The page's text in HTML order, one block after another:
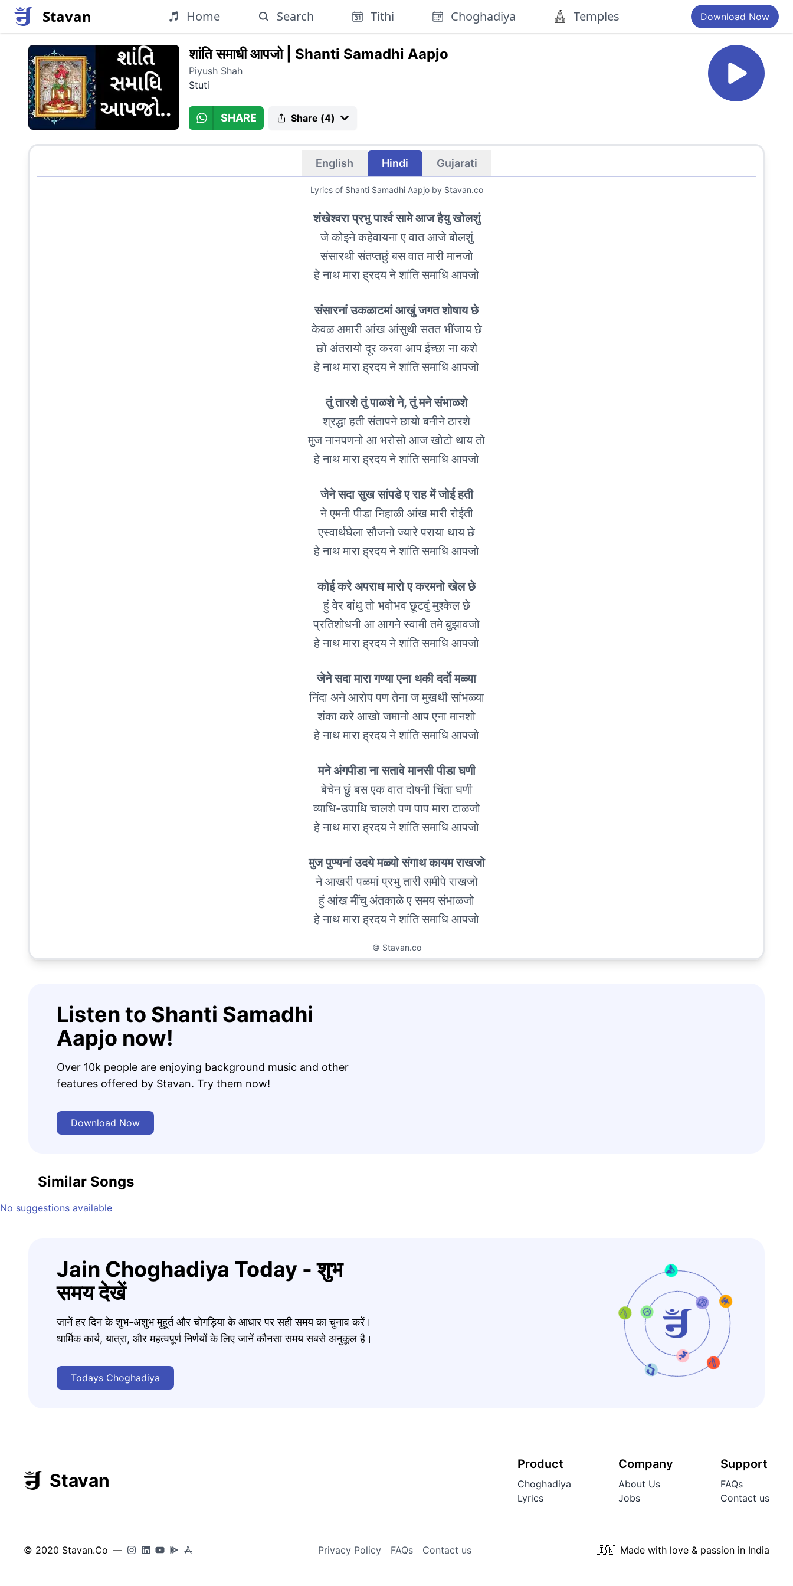
Stavan Home Search Tithi Choghadiya Temples Download Now
शांति समाधी आपजो| Shanti Samadhi Aapjo
Piyush Shah
Stuti
SHARE Share (4)
English Hindi Gujarati
Lyrics of Shanti Samadhi Aapjoby Stavan.co
शंखेश्वरा प्रभु पार्श्व सामे आज हैयु खोलशुं
जे कोइने कहेवायना ए वात आजे बोलशुं
संसारथी संतप्तछुं बस वात मारी मानजो
हे नाथ मारा ह्रदय ने शांति समाधि आपजो
संसारनां उकळाटमां आखुं जगत शोषाय छे
केवळ अमारी आंख आंसुथी सतत भींजाय छे
छो अंतरायो दूर करवा आप ईच्छा ना कशे
हे नाथ मारा ह्रदय ने शांति समाधि आपजो
तुं तारशे तुं पाळशे ने, तुं मने संभाळशे
श्रद्धा हती संतापने छायो बनीने ठारशे
मुज नानपणनो आ भरोसो आज खोटो थाय तो
हे नाथ मारा ह्रदय ने शांति समाधि आपजो
जेने सदा सुख सांपडे ए राह में जोई हती
ने एमनी पीडा निहाळी आंख मारी रोईती
एस्वार्थघेला सौजनो ज्यारे पराया थाय छे
हे नाथ मारा ह्रदय ने शांति समाधि आपजो
कोई करे अपराध मारो ए करमनो खेल छे
हुं वेर बांधु तो भवोभव छूटवुं मुश्केल छे
प्रतिशोधनी आ आगने स्वामी तमे बुझावजो
हे नाथ मारा ह्रदय ने शांति समाधि आपजो
जेने सदा मारा गण्या एना थकी दर्दो मळ्या
निंदा अने आरोप पण तेना ज मुखथी सांभळ्या
शंका करे आखो जमानो आप एना मानशो
हे नाथ मारा ह्रदय ने शांति समाधि आपजो
मने अंगपीडा ना सतावे मानसी पीडा घणी
बेचेन छुं बस एक वात दोषनी चिंता घणी
व्याधि-उपाधि चालशे पण पाप मारा टाळजो
हे नाथ मारा ह्रदय ने शांति समाधि आपजो
मुज पुण्यनां उदये मळ्यो संगाथ कायम राखजो
ने आखरी पळमां प्रभु तारी समीपे राखजो
हुं आंख मींचु अंतकाळे ए समय संभाळजो
हे नाथ मारा ह्रदय ने शांति समाधि आपजो
© Stavan.co
Listen to Shanti Samadhi
Aapjo now!
Over 10k people are enjoying background music and other
features offered by Stavan. Try them now!
Download Now
Similar Songs
No suggestions available
Jain Choghadiya Today - शुभ
समय देखें
जानें हर दिन के शुभ-अशुभ मुहूर्त और चोगड़िया के आधार पर सही समय का चुनाव करें।
धार्मिक कार्य, यात्रा, और महत्वपूर्ण निर्णयों के लिए जानें कौनसा समय सबसे अनुकूल है।
Todays Choghadiya
Stavan
Product
Choghadiya
Lyrics
Company
About Us
Jobs
Support
FAQs
Contact us
© 2020 Stavan.Co — Privacy Policy FAQs Contact us 🇮🇳 Made with love & passion in India